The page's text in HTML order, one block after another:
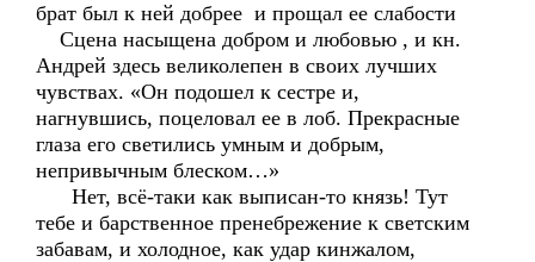
брат был к ней добрее и прощал ее слабости
Сцена насыщена добром и любовью , и кн.
Андрей здесь великолепен в своих лучших
чувствах. «Он подошел к сестре и,
нагнувшись, поцеловал ее в лоб. Прекрасные
глаза его светились умным и добрым,
непривычным блеском…»
Нет, всё-таки как выписан-то князь! Тут
тебе и барственное пренебрежение к светским
забавам, и холодное, как удар кинжалом,